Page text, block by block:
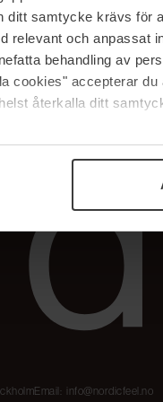
ditt samtycke krävs för
relevant och anpassat
behandling av
cookies" accepterar
återkalla ditt
The
Jobb hos
Email: info@nordicfeel.no